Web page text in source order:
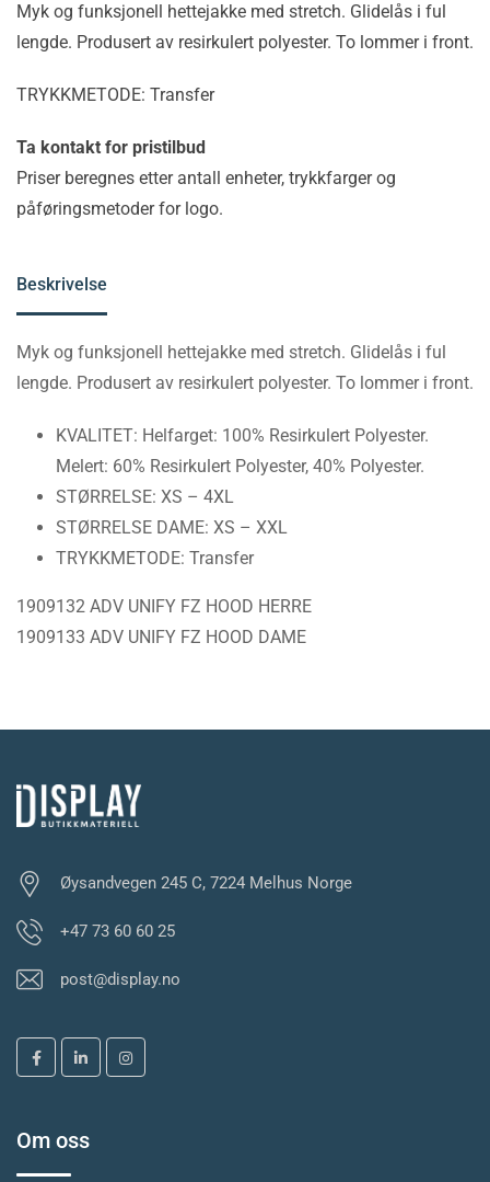
Myk og funksjonell hettejakke med stretch. Glidelås i ful
lengde. Produsert av resirkulert polyester. To lommer i front.
TRYKKMETODE: Transfer
Ta kontakt for pristilbud
Priser beregnes etter antall enheter, trykkfarger og
påføringsmetoder for logo.
Beskrivelse
Myk og funksjonell hettejakke med stretch. Glidelås i ful
lengde. Produsert av resirkulert polyester. To lommer i front.
KVALITET: Helfarget: 100% Resirkulert Polyester.
Melert: 60% Resirkulert Polyester, 40% Polyester.
STØRRELSE: XS – 4XL
STØRRELSE DAME: XS – XXL
TRYKKMETODE: Transfer
1909132 ADV UNIFY FZ HOOD HERRE
1909133 ADV UNIFY FZ HOOD DAME
Øysandvegen 245 C, 7224 Melhus Norge
+47 73 60 60 25
post@display.no
Om oss